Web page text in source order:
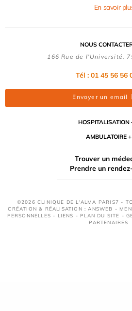
En savoir
NOUS
166 Rue de l'Université,
Tél : 01 45 56 56
Envoyer un email
HOSPITALISATION
AMBULATOIRE
Trouver un
Prendre un
©2026 CLINIQUE DE L'ALMA PARIS7 -
CRÉATION & RÉALISATION : ANSWEB -
PERSONNELLES - LIENS - PLAN DU SITE -
PARTENAIRES